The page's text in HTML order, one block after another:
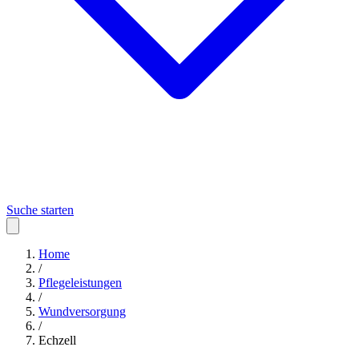
Suche starten
Home
/
Pflegeleistungen
/
Wundversorgung
/
Echzell